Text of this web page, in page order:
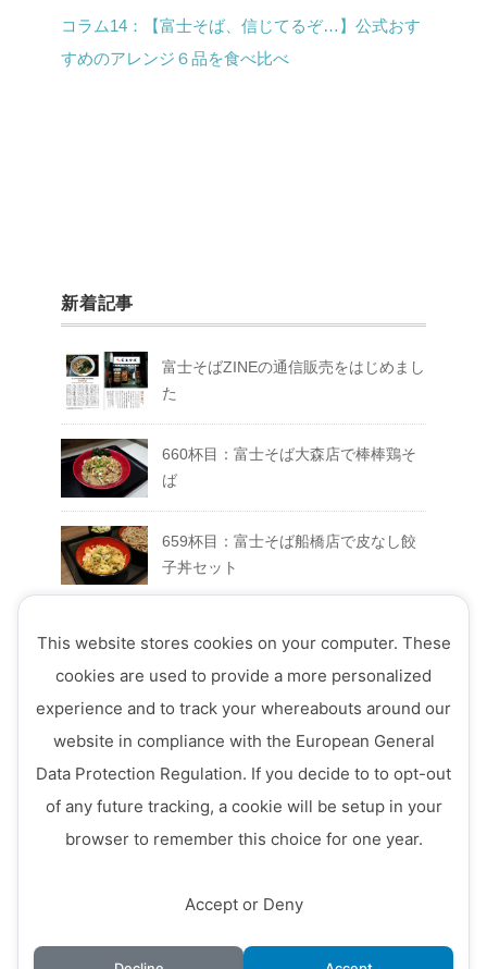
コラム14：【富士そば、信じてるぞ…】公式おす
すめのアレンジ６品を食べ比べ
新着記事
富士そばZINEの通信販売をはじめまし
た
660杯目：富士そば大森店で棒棒鶏そ
ば
659杯目：富士そば船橋店で皮なし餃
子丼セット
店でFUJIYAMAセット
657杯目：富士そば西荻窪店で真夏の
ミートソースそば
656杯目：富士そば ７月のフェアメニ
ュー「ミニ四川風かき揚げ丼セット」
This website stores cookies on your computer. These
cookies are used to provide a more personalized
experience and to track your whereabouts around our
website in compliance with the European General
Data Protection Regulation. If you decide to to opt-out
of any future tracking, a cookie will be setup in your
browser to remember this choice for one year.
Accept or Deny